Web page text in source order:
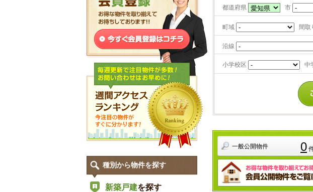
都道府県 市
町域 間取
沿線
小学校区 中
一般公開物件 0
種別から物件を探す
新築戸建を探す